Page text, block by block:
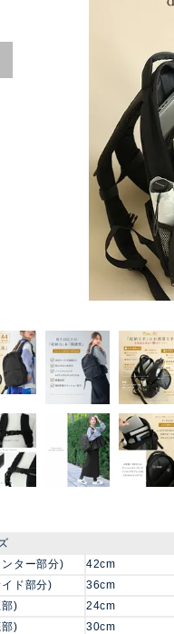
ター部分)
42cm
ド部分)
36cm
)
24cm
)
30cm